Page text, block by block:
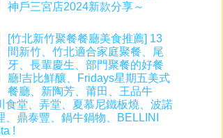
神戶三宮店2024新款分享～
[竹北新竹聚餐餐廳美食推薦] 13
間新竹、竹北適合家庭聚餐、尾
牙、長輩慶生、部門聚餐的好餐
廳!吉比鮮釀、Fridays星期五美式
餐廳、新陶芳、莆田、王品牛
食堂、弄堂、夏慕尼鐵板燒、波諾
、鼎泰豐、鍋牛鍋物、BELLINI
!